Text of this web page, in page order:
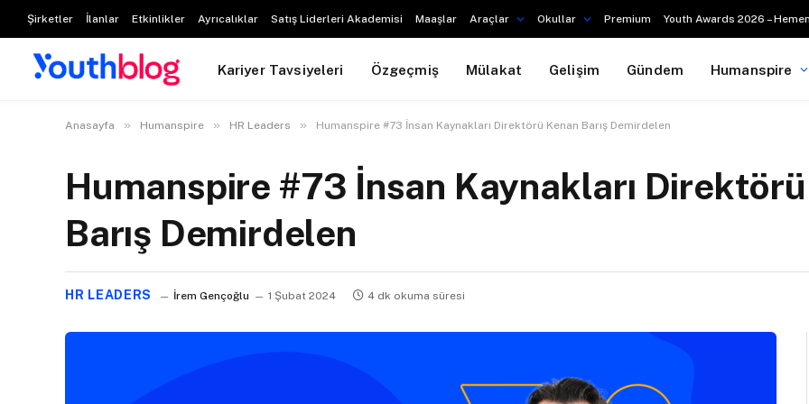
Şirketler İlanlar Etkinlikler Ayrıcalıklar Satış Liderleri Akademisi Maaşlar Araçlar Okullar Premium Youth Awards 2026 –
Kariyer Tavsiyeleri Özgeçmiş Mülakat Gelişim Gündem Humanspire
Anasayfa » Humanspire » HR Leaders » Humanspire #73 İnsan Kaynakları Direktörü Kenan Barış Demirdelen
Humanspire #73 İnsan Kaynakları
Barış Demirdelen
HR LEADERS İrem Gençoğlu 1 Şubat 2024 4 dk okuma süresi